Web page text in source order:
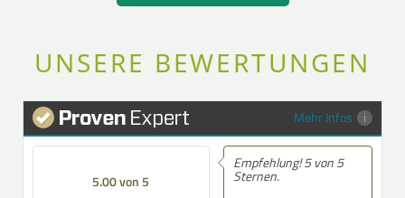
UNSERE BEWERTUNGEN
Mehr Infos
5.00 von 5
Empfehlung! 5 von 5
Sternen.